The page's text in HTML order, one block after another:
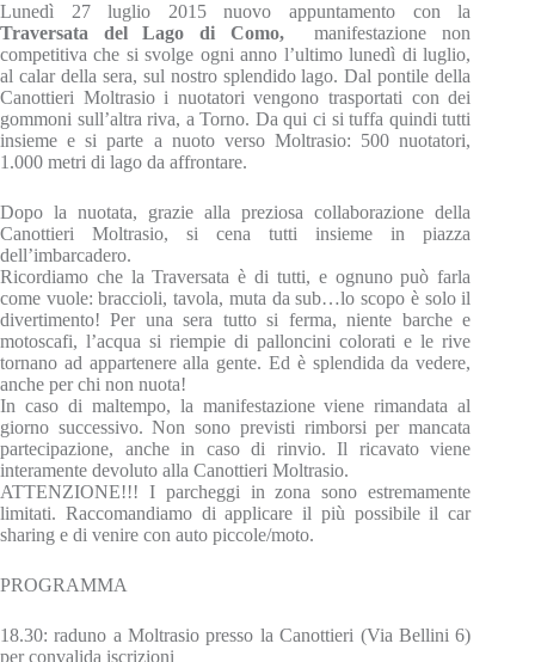
Lunedì 27 luglio 2015 nuovo appuntamento con la
Traversata del Lago di Como,
manifestazione non
competitiva che si svolge ogni anno l’ultimo lunedì di luglio,
al calar della sera, sul nostro splendido lago. Dal pontile della
Canottieri Moltrasio i nuotatori vengono trasportati con dei
gommoni sull’altra riva, a Torno. Da qui ci si tuffa quindi tutti
insieme e si parte a nuoto verso Moltrasio: 500 nuotatori,
1.000 metri di lago da affrontare.
Dopo la nuotata, grazie alla preziosa collaborazione della
Canottieri Moltrasio, si cena tutti insieme in piazza
dell’imbarcadero.
Ricordiamo che la Traversata è di tutti, e ognuno può farla
come vuole: braccioli, tavola, muta da sub…lo scopo è solo il
divertimento! Per una sera tutto si ferma, niente barche e
motoscafi, l’acqua si riempie di palloncini colorati e le rive
tornano ad appartenere alla gente. Ed è splendida da vedere,
anche p​er chi non nuota!
In caso di maltempo, la manifestazione viene rimandata al
giorno successivo. Non sono previsti rimborsi per mancata
partecipazione, anche in caso di rinvio. Il ricavato viene
interamente devoluto alla Canottieri Moltrasio.
ATTENZIONE!!! I parcheggi in zona sono estremamente
limitati. Raccomandiamo di applicare il più possibile il car
sharing e di venire con auto piccole/moto.
PROGRAMMA
18.30: raduno a Moltrasio presso la Canottieri (Via Bellini 6)
per convalida iscrizioni